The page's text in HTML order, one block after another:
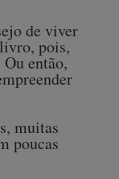
de viver
pois,
então,
muitas
poucas